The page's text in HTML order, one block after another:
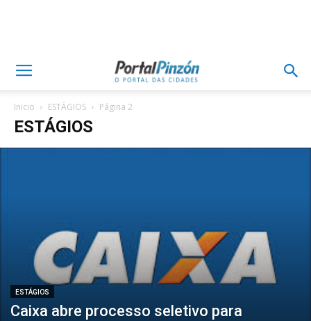
Inicio ESTÁGIOS Página 2
ESTÁGIOS
ESTÁGIOS
Caixa abre processo seletivo para